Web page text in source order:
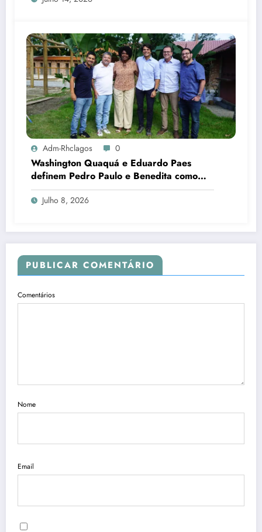
Adm-Rhclagos 0
Washington Quaquá e Eduardo Paes
definem Pedro Paulo e Benedita como
candidatos ao Senado no Rio
Julho 8, 2026
PUBLICAR COMENTÁRIO
Comentários
Nome
Email